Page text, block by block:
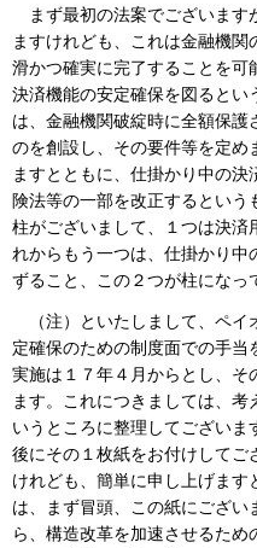
まず最初の法案でございま
ますけれども、これは金融機
滑かつ確実に完了することを可
決済機能の安定確保を図るとい
は、金融機関破綻時に全額保護
のを創設し、その要件等を定め
ますとともに、仕掛かり中の
険法等の一部を改正するとい
柱がございまして、１つは決済
れからもう一つは、仕掛かり
ずること、この２つが柱になっ
（注）といたしまして、ペ
定確保のための制度面での手
実施は１７年４月からとし、
ます。これにつきましては、
いうところに整理してござい
後にその１枚紙をお付けしてご
けれども、簡単に申し上げま
は、まず冒頭、この紙にござ
ら、構造改革を加速させるため